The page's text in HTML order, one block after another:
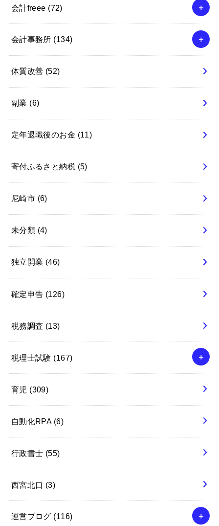
会計freee (72)
会計事務所 (134)
体質改善 (52)
副業 (6)
定年退職後のお金 (11)
寄付ふるさと納税 (5)
尼崎市 (6)
未分類 (4)
独立開業 (46)
確定申告 (126)
税務調査 (13)
税理士試験 (167)
育児 (309)
自動化RPA (6)
行政書士 (55)
西宮北口 (3)
運営ブログ (116)